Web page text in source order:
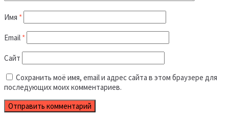
Имя *
Email *
Сайт
Сохранить моё имя, email и адрес сайта в этом браузере для
последующих моих комментариев.